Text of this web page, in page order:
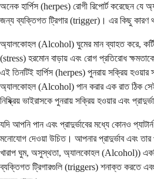
অনেক হার্পিস (herpes) রোগী রিপোর্ট করেছেন যে
জন্য ব্যক্তিগত ট্রিগার (trigger)। এর কিছু কারণ
অ্যালকোহল (Alcohol) ঘুমের মান ব্যাহত করে,
(stress) হরমোন বাড়ায় এবং রোগ প্রতিরোধ
এই তিনটিই হার্পিস (herpes) পুনরায় সক্রিয়
অ্যালকোহল (Alcohol) পান করার এক রাত ঠিক সেই
নিষ্ক্রিয় ভাইরাসকে পুনরায় সক্রিয় হওয়ার এবং
যদি আপনি পান এবং প্রাদুর্ভাবের মধ্যে কোনও
মনোযোগ দেওয়া উচিত। আপনার প্রাদুর্ভাব এবং তার
খারাপ ঘুম, অসুস্থতা, অ্যালকোহল (Alcohol))
ব্যক্তিগত ট্রিগারগুলি (triggers) শনাক্ত করতে এবং